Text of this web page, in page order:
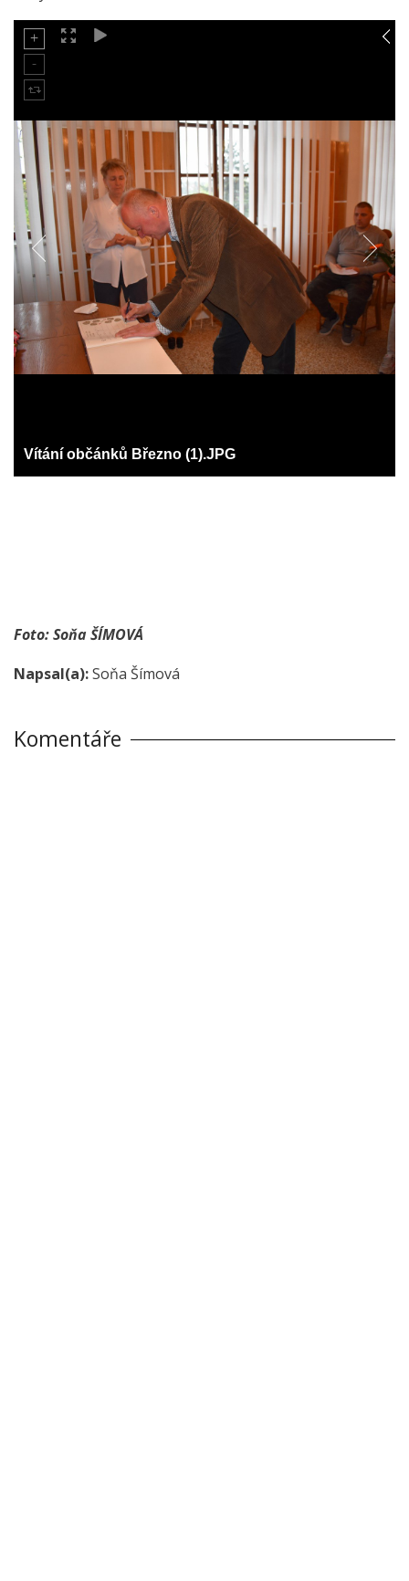
Vítání občánků Březno (1).JPG
Foto: Soňa ŠÍMOVÁ
Napsal(a):Soňa Šímová
Komentáře